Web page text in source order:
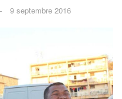
9 septembre 2016